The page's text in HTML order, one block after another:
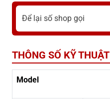
THÔNG SỐ KỸ THUẬT
Model